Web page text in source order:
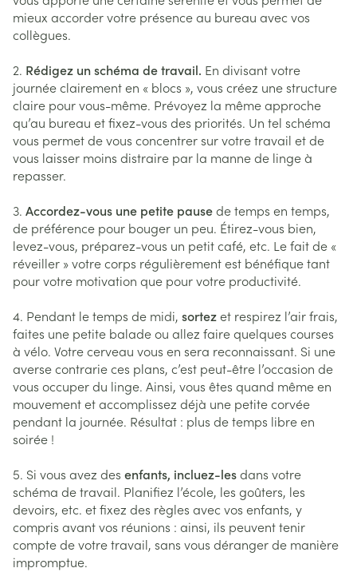
mieux accorder votre présence au bureau avec vos
collègues.
2. Rédigez un schéma de travail. En divisant votre
journée clairement en « blocs », vous créez une structure
claire pour vous-même. Prévoyez la même approche
qu’au bureau et fixez-vous des priorités. Un tel schéma
vous permet de vous concentrer sur votre travail et de
vous laisser moins distraire par la manne de linge à
repasser.
3. Accordez-vous une petite pausede temps en temps,
de préférence pour bouger un peu. Étirez-vous bien,
levez-vous, préparez-vous un petit café, etc. Le fait de «
réveiller » votre corps régulièrement est bénéfique tant
pour votre motivation que pour votre productivité.
4. Pendant le temps de midi, sortezet respirez l’air frais,
faites une petite balade ou allez faire quelques courses
à vélo. Votre cerveau vous en sera reconnaissant. Si une
averse contrarie ces plans, c’est peut-être l’occasion de
vous occuper du linge. Ainsi, vous êtes quand même en
mouvement et accomplissez déjà une petite corvée
pendant la journée. Résultat : plus de temps libre en
soirée !
5. Si vous avez des enfants, incluez-lesdans votre
schéma de travail. Planifiez l’école, les goûters, les
devoirs, etc. et fixez des règles avec vos enfants, y
compris avant vos réunions : ainsi, ils peuvent tenir
compte de votre travail, sans vous déranger de manière
impromptue.